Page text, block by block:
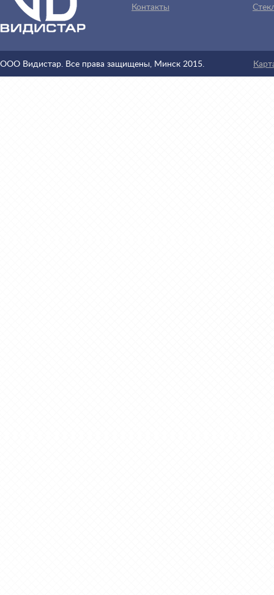
Контакты
ООО Видистар. Все права защищены, Минск 2015.